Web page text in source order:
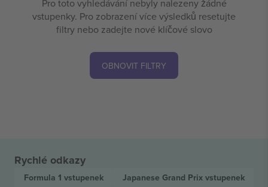
Pro toto vyhledávání nebyly nalezeny žádné
vstupenky. Pro zobrazení více výsledků resetujte
filtry nebo zadejte nové klíčové slovo
OBNOVIT FILTRY
Rychlé odkazy
Formula 1 vstupenek Japanese Grand Prix vstupenek